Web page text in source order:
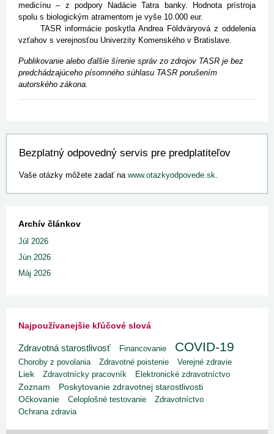
medicínu – z podpory Nadácie Tatra banky. Hodnota prístroja
spolu s biologickým atramentom je vyše 10.000 eur.
TASR informácie poskytla Andrea Földváryová z oddelenia
vzťahov s verejnosťou Univerzity Komenského v Bratislave.
Publikovanie alebo ďalšie šírenie správ zo zdrojov TASR je bez
predchádzajúceho písomného súhlasu TASR porušením
autorského zákona.
Bezplatný odpovedný servis pre predplatiteľov
Vaše otázky môžete zadať na www.otazkyodpovede.sk.
Archív článkov
Júl 2026
Jún 2026
Máj 2026
Najpoužívanejšie kľúčové slová
Zdravotná starostlivosť Financovanie COVID-19
Choroby z povolania Zdravotné poistenie Verejné zdravie
Liek Zdravotnícky pracovník
Elektronické zdravotníctvo
Zoznam
Poskytovanie zdravotnej starostlivosti
Očkovanie Celoplošné testovanie
Zdravotníctvo
Ochrana zdravia